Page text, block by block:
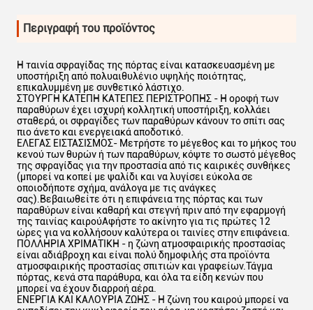
Περιγραφή του προϊόντος
Η ταινία σφραγίδας της πόρτας είναι κατασκευασμένη με
υποστήριξη από πολυαιθυλένιο υψηλής ποιότητας,
επικαλυμμένη με συνθετικό λάστιχο.
ΣΤΟΥΡΓΗ ΚΑΤΕΠΗ ΚΑΤΕΠΕΣ ΠΕΡΙΣΤΡΟΠΗΣ - Η οροφή των
παραθύρων έχει ισχυρή κολλητική υποστήριξη, κολλάει
σταθερά, οι σφραγίδες των παραθύρων κάνουν το σπίτι σας
πιο άνετο και ενεργειακά αποδοτικό.
ΕΛΕΓΑΣ ΕΙΣΤΑΣΙΣΜΟΣ- Μετρήστε το μέγεθος και το μήκος του
κενού των θυρών ή των παραθύρων, κόψτε το σωστό μέγεθος
της σφραγίδας για την προστασία από τις καιρικές συνθήκες
(μπορεί να κοπεί με ψαλίδι και να λυγίσει εύκολα σε
οποιοδήποτε σχήμα, ανάλογα με τις ανάγκες
σας).Βεβαιωθείτε ότι η επιφάνεια της πόρτας και των
παραθύρων είναι καθαρή και στεγνή πριν από την εφαρμογή
της ταινίας καιρούΑφήστε το ακίνητο για τις πρώτες 12
ώρες για να κολλήσουν καλύτερα οι ταινίες στην επιφάνεια.
ΠΟΛΛΗΡΙΑ ΧΡΙΜΑΤΙΚΗ - η ζώνη ατμοσφαιρικής προστασίας
είναι αδιάβροχη και είναι πολύ δημοφιλής στα προϊόντα
ατμοσφαιρικής προστασίας σπιτιών και γραφείων.Τάγμα
πόρτας, κενά στα παράθυρα, και όλα τα είδη κενών που
μπορεί να έχουν διαρροή αέρα.
ΕΝΕΡΓΙΑ ΚΑΙ ΚΑΛΟΥΡΙΑ ΖΩΗΣ - Η ζώνη του καιρού μπορεί να